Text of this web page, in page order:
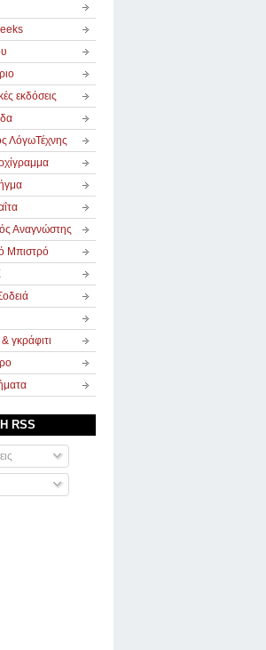
εκδόσεις
ΛόγωΤέχνης
Αναγνώστης
Μπιστρό
γκράφιτι
RSS